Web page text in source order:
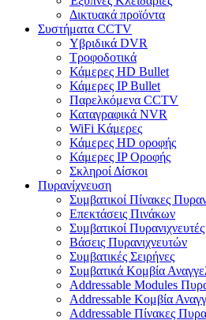
Δικτυακά προϊόντα
Συστήματα CCTV
Υβριδικά DVR
Tροφοδοτικά
Κάμερες HD Βullet
Κάμερες IP Βullet
Παρελκόμενα CCTV
Καταγραφικά NVR
WiFi Kάμερες
Κάμερες HD οροφής
Κάμερες IP Οροφής
Σκληροί Δίσκοι
Πυρανίχνευση
Συμβατικοί Πίνακες
Επεκτάσεις Πινάκων
Συμβατικοί Πυρανιχνευτές
Βάσεις Πυρανιχνευτών
Συμβατικές Σειρήνες
Συμβατικά Κομβία
Addressable Modules
Addressable Κομβία
Addressable Πίνακες